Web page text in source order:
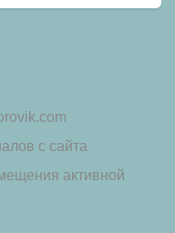
с сайта
активной